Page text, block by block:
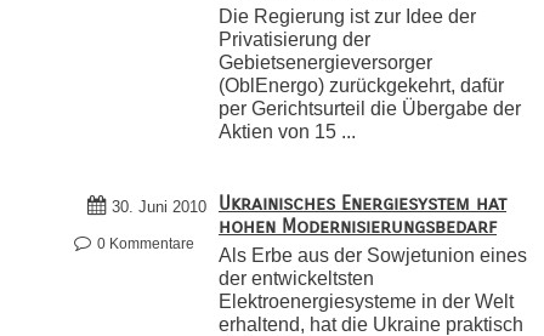
Die Regierung ist zur Idee der
Privatisierung der
Gebietsenergieversorger
(OblEnergo) zurückgekehrt, dafür
per Gerichtsurteil die Übergabe der
Aktien von 15 ...
30. Juni 2010
0 Kommentare
Ukrainisches Energiesystem hat
hohen Modernisierungsbedarf
Als Erbe aus der Sowjetunion eines
der entwickeltsten
Elektroenergiesysteme in der Welt
erhaltend, hat die Ukraine praktisch